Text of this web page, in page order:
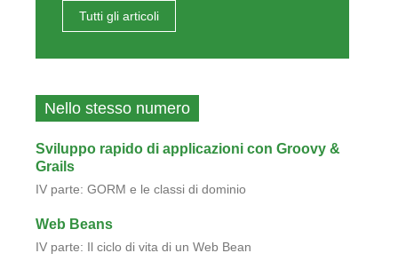
Tutti gli articoli
Nello stesso numero
Sviluppo rapido di applicazioni con Groovy &
Grails
IV parte: GORM e le classi di dominio
Web Beans
IV parte: Il ciclo di vita di un Web Bean